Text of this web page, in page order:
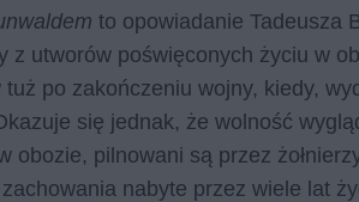
to opowiadanie Tadeusza
z utworów poświęconych życiu w
tuż po zakończeniu wojny, kiedy,
się jednak, że wolność
obozie, pilnowani są przez
nabyte przez wiele lat